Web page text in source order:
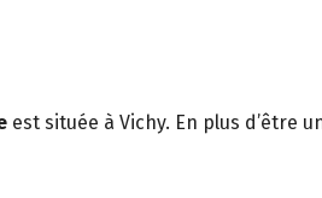
est située à Vichy. En plus d’être